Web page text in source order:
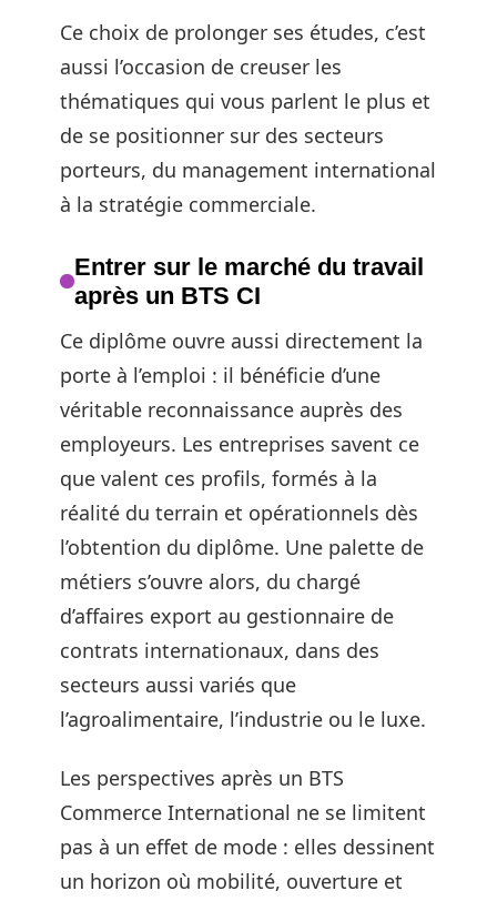
Ce choix de prolonger ses études, c’est
aussi l’occasion de creuser les
thématiques qui vous parlent le plus et
de se positionner sur des secteurs
porteurs, du management international
à la stratégie commerciale.
Entrer sur le marché du travail
après un BTS CI
Ce diplôme ouvre aussi directement la
porte à l’emploi : il bénéficie d’une
véritable reconnaissance auprès des
employeurs. Les entreprises savent ce
que valent ces profils, formés à la
réalité du terrain et opérationnels dès
l’obtention du diplôme. Une palette de
métiers s’ouvre alors, du chargé
d’affaires export au gestionnaire de
contrats internationaux, dans des
secteurs aussi variés que
l’agroalimentaire, l’industrie ou le luxe.
Les perspectives après un BTS
Commerce International ne se limitent
pas à un effet de mode : elles dessinent
un horizon où mobilité, ouverture et